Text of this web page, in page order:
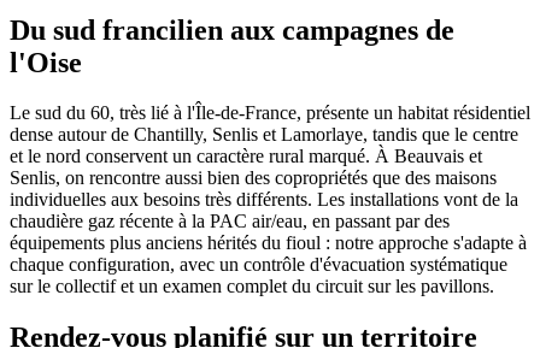
Du sud francilien aux campagnes de
l'Oise
Le sud du 60, très lié à l'Île-de-France, présente un habitat résidentiel
dense autour de Chantilly, Senlis et Lamorlaye, tandis que le centre
et le nord conservent un caractère rural marqué. À Beauvais et
Senlis, on rencontre aussi bien des copropriétés que des maisons
individuelles aux besoins très différents. Les installations vont de la
chaudière gaz récente à la PAC air/eau, en passant par des
équipements plus anciens hérités du fioul : notre approche s'adapte à
chaque configuration, avec un contrôle d'évacuation systématique
sur le collectif et un examen complet du circuit sur les pavillons.
Rendez-vous planifié sur un territoire